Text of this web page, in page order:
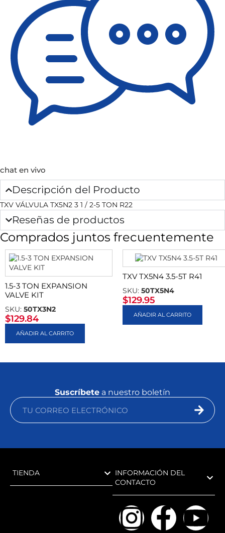
chat en vivo
Descripción del Producto
TXV VÁLVULA TX5N2 3 1 / 2-5 TON R22
Reseñas de productos
Comprados juntos frecuentemente
1.5-3 TON EXPANSION
VALVE KIT
SKU: 50TX3N2
$129.84
AÑADIR AL CARRITO
TXV TX5N4 3.5-5T R41
SKU: 50TX5N4
$129.95
AÑADIR AL CARRITO
Suscríbete a nuestro boletín
TIENDA
INFORMACIÓN DEL
CONTACTO